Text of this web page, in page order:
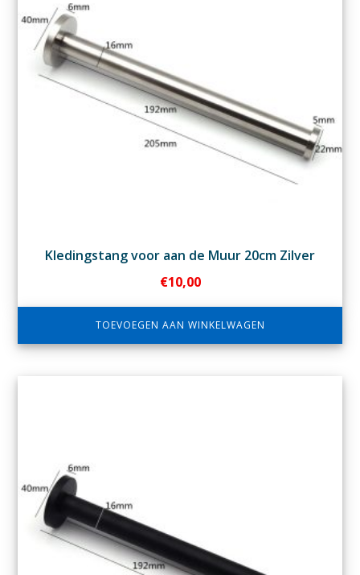
Kledingstang voor aan de Muur 20cm Zilver
€10,00
TOEVOEGEN AAN WINKELWAGEN